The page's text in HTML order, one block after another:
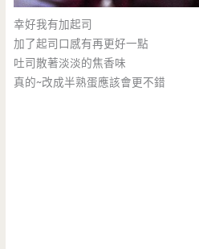
幸好我有加起司
加了起司口感有再更好一點
吐司散著淡淡的焦香味
真的~改成半熟蛋應該會更不錯